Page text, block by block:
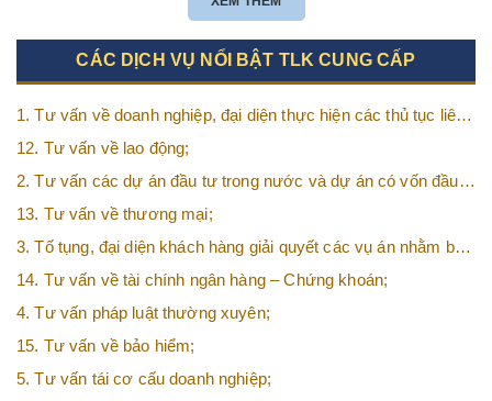
CÁC DỊCH VỤ NỔI BẬT TLK CUNG CẤP
1. Tư vấn về doanh nghiệp, đại diện thực hiện các thủ tục liên
quan tới doanh nghiệp;
12. Tư vấn về lao động;
2. Tư vấn các dự án đầu tư trong nước và dự án có vốn đầu
tư nước ngoài (FDI);
13. Tư vấn về thương mại;
3. Tố tụng, đại diện khách hàng giải quyết các vụ án nhằm bảo
vệ tối đa các quyền và lợi ích của khách hàng;
14. Tư vấn về tài chính ngân hàng – Chứng khoán;
4. Tư vấn pháp luật thường xuyên;
15. Tư vấn về bảo hiểm;
5. Tư vấn tái cơ cấu doanh nghiệp;